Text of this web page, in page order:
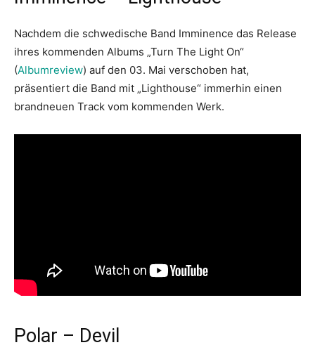
Nachdem die schwedische Band Imminence das Release
ihres kommenden Albums „Turn The Light On“
(Albumreview) auf den 03. Mai verschoben hat,
präsentiert die Band mit „Lighthouse“ immerhin einen
brandneuen Track vom kommenden Werk.
Polar – Devil